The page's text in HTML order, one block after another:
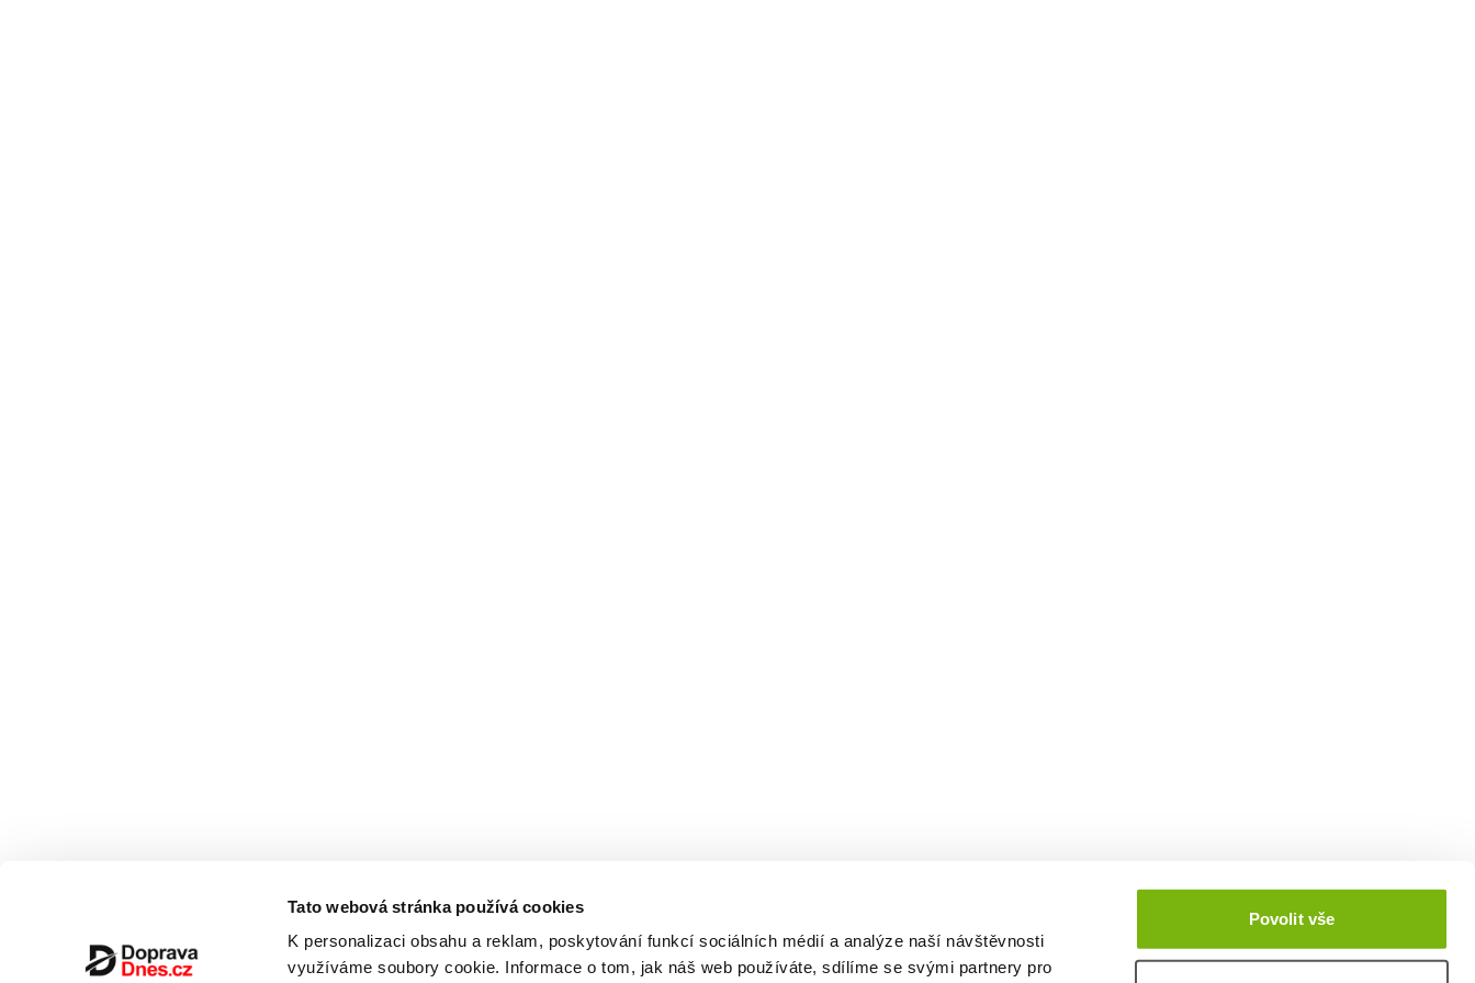
Tato webová stránka používá cookies
K personalizaci obsahu a reklam, poskytování funkcí sociálních médií a analýze naší návštěvnosti
využíváme soubory cookie. Informace o tom, jak náš web používáte, sdílíme se svými partnery pro
Povolit vše